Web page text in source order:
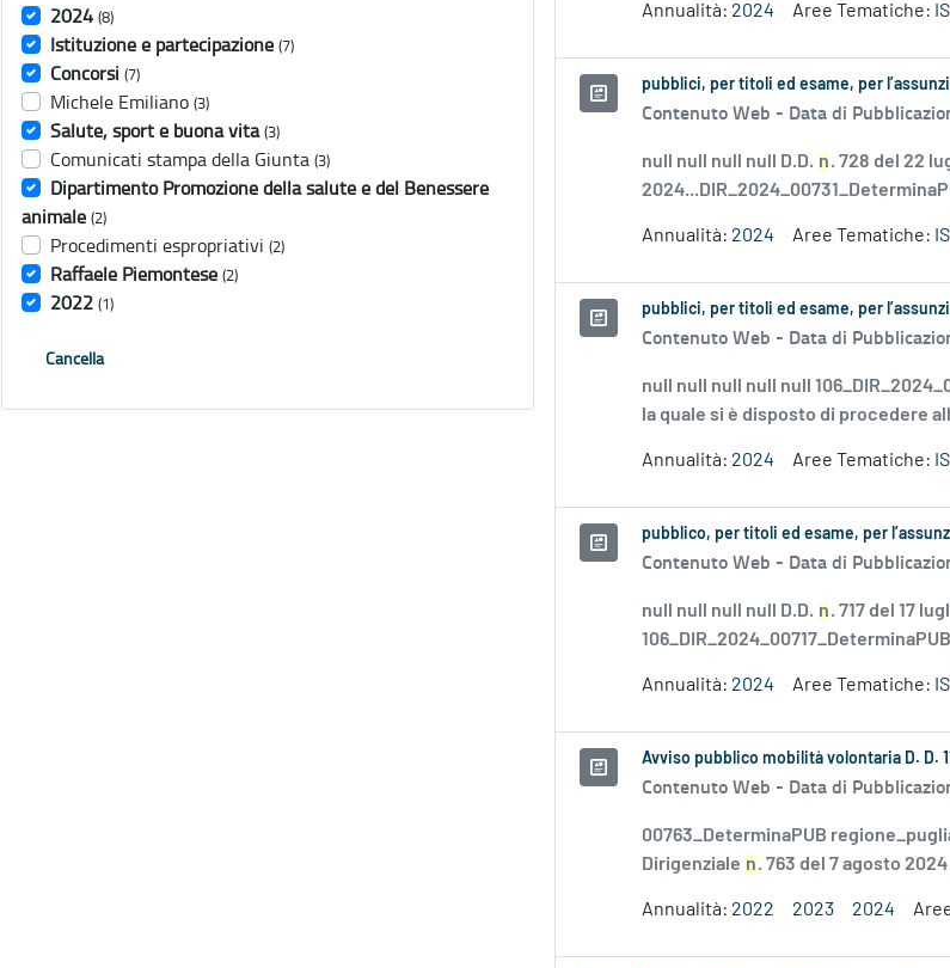
2024 (8)
Istituzione e partecipazione (7)
Concorsi (7)
Michele Emiliano (3)
Salute, sport e buona vita (3)
Comunicati stampa della Giunta (3)
Dipartimento Promozione della salute e del Benessere
animale (2)
Procedimenti espropriativi (2)
Raffaele Piemontese (2)
2022 (1)
Cancella
Annualità: 2024 Aree Tematiche:
pubblici, per titoli ed esame, per
Contenuto Web - Data di
null null null null D.D. n. 728 del 22
Annualità: 2024 Aree Tematiche:
pubblici, per titoli ed esame, per
Contenuto Web - Data di
null null null null null
la quale si è disposto di procedere
Annualità: 2024 Aree Tematiche:
pubblico, per titoli ed esame, per
Contenuto Web - Data di
null null null null D.D. n. 717 del 17
Annualità: 2024 Aree Tematiche:
Avviso pubblico mobilità volontaria D. D.
Contenuto Web - Data di
00763_DeterminaPUB
Dirigenziale n. 763 del 7 agosto
Annualità: 2022 2023 2024